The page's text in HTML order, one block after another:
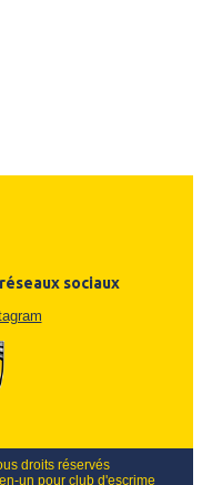
sociaux
droits réservés
un pour club d'escrime